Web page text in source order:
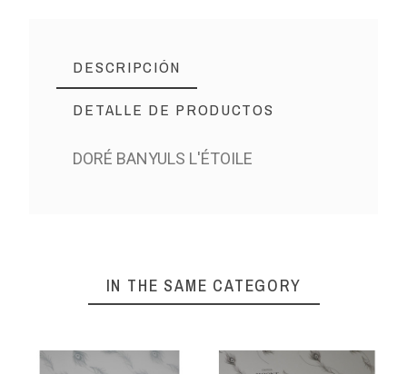
DESCRIPCIÓN
DETALLE DE PRODUCTOS
DORÉ BANYULS L'ÉTOILE
IN THE SAME CATEGORY